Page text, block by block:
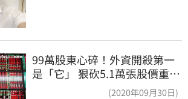
99萬股東心碎！外資開殺第一
是「它」 狠砍5.1萬張股價重挫
(2020年09月30日)